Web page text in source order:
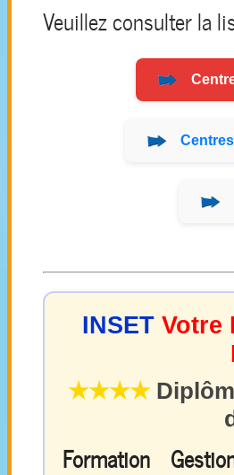
Veuillez consulter la
INSET Votre
★★★★
Formation